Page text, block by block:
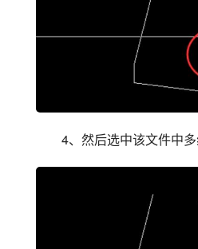
4、然后选中该文件中多